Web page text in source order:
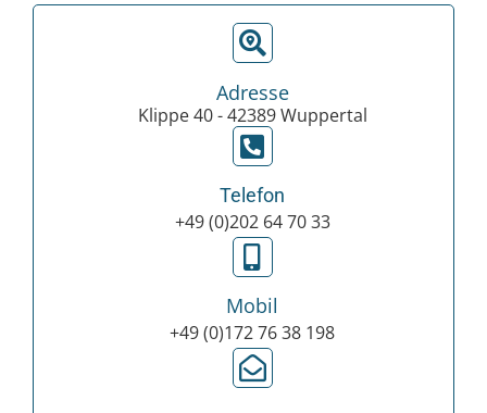
Adresse
Klippe 40 - 42389 Wuppertal
Telefon
+49 (0)202 64 70 33
Mobil
+49 (0)172 76 38 198